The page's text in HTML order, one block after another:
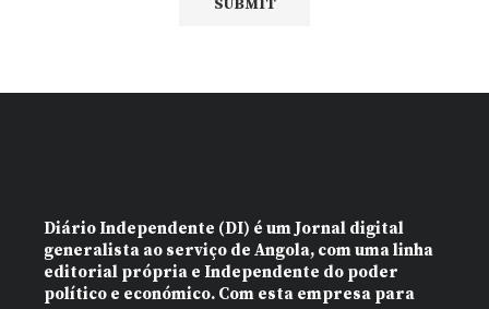
Diário Independente (DI) é um Jornal digital
generalista ao serviço de Angola, com uma linha
editorial própria e Independente do poder
político e económico. Com esta empresa para